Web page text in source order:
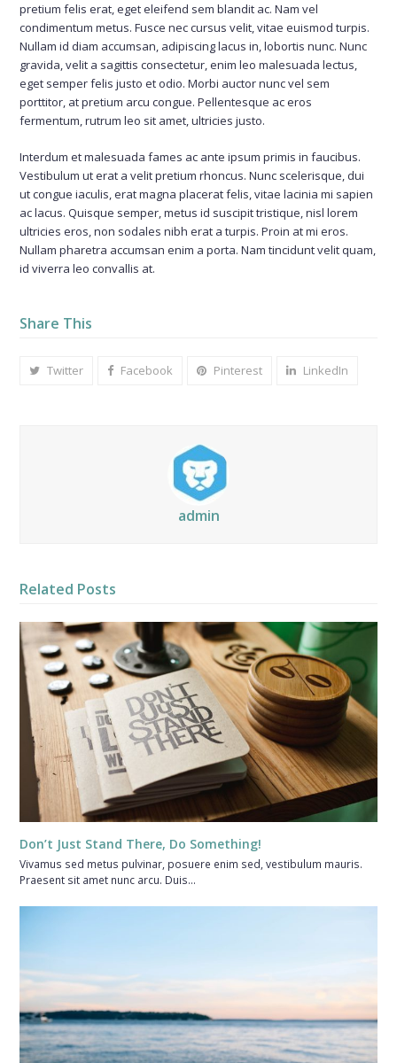
pretium felis erat, eget eleifend sem blandit ac. Nam vel
condimentum metus. Fusce nec cursus velit, vitae euismod turpis.
Nullam id diam accumsan, adipiscing lacus in, lobortis nunc. Nunc
gravida, velit a sagittis consectetur, enim leo malesuada lectus,
eget semper felis justo et odio. Morbi auctor nunc vel sem
porttitor, at pretium arcu congue. Pellentesque ac eros
fermentum, rutrum leo sit amet, ultricies justo.
Interdum et malesuada fames ac ante ipsum primis in faucibus.
Vestibulum ut erat a velit pretium rhoncus. Nunc scelerisque, dui
ut congue iaculis, erat magna placerat felis, vitae lacinia mi sapien
ac lacus. Quisque semper, metus id suscipit tristique, nisl lorem
ultricies eros, non sodales nibh erat a turpis. Proin at mi eros.
Nullam pharetra accumsan enim a porta. Nam tincidunt velit quam,
id viverra leo convallis at.
Share This
Twitter Facebook Pinterest LinkedIn
admin
Related Posts
Don’t Just Stand There, Do Something!
Vivamus sed metus pulvinar, posuere enim sed, vestibulum mauris.
Praesent sit amet nunc arcu. Duis…